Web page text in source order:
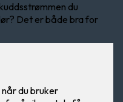
du
Det er både bra for
kan spare på